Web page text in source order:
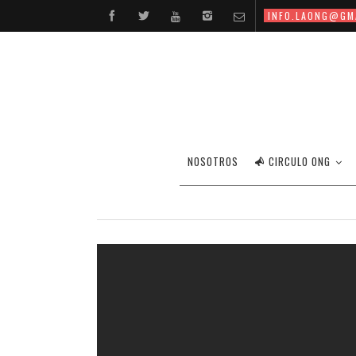
NOSOTROS CIRCULO ONG